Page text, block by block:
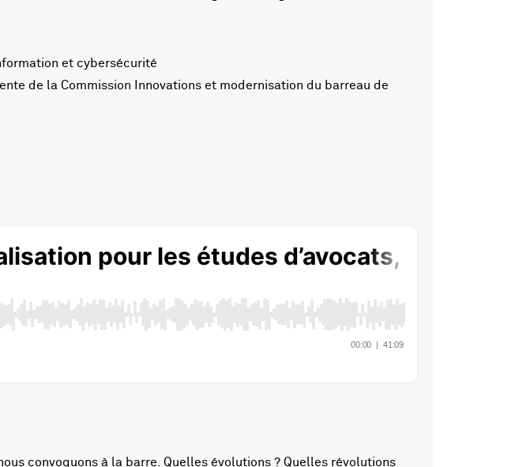
et cybersécurité
de la Commission Innovations et modernisation du barreau de
convoquons à la barre. Quelles évolutions ? Quelles révolutions